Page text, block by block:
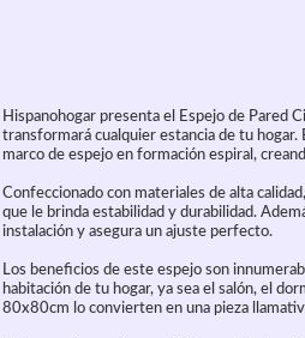
Hispanohogar presenta el Espejo de Pared
transformará cualquier estancia de tu
marco de espejo en formación espiral,
Confeccionado con materiales de alta
que le brinda estabilidad y durabilidad.
instalación y asegura un ajuste perfecto.
Los beneficios de este espejo son
habitación de tu hogar, ya sea el salón, el
80x80cm lo convierten en una pieza